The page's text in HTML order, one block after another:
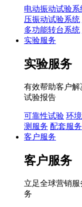
电动振动试验系
压振动试验系统
多功能转台系统
实验服务
实验服务
有效帮助客户
试验报告
可靠性试验 环
测服务 配套服务
客户服务
客户服务
立足全球营销
务